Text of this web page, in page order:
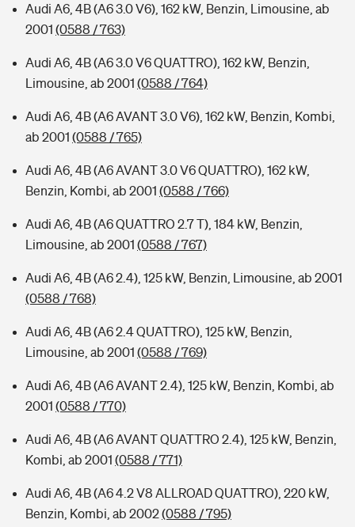
Audi A6, 4B (A6 3.0 V6), 162 kW, Benzin, Limousine, ab
2001 (0588 / 763)
Audi A6, 4B (A6 3.0 V6 QUATTRO), 162 kW, Benzin,
Limousine, ab 2001 (0588 / 764)
Audi A6, 4B (A6 AVANT 3.0 V6), 162 kW, Benzin, Kombi,
ab 2001 (0588 / 765)
Audi A6, 4B (A6 AVANT 3.0 V6 QUATTRO), 162 kW,
Benzin, Kombi, ab 2001 (0588 / 766)
Audi A6, 4B (A6 QUATTRO 2.7 T), 184 kW, Benzin,
Limousine, ab 2001 (0588 / 767)
Audi A6, 4B (A6 2.4), 125 kW, Benzin, Limousine, ab 2001
(0588 / 768)
Audi A6, 4B (A6 2.4 QUATTRO), 125 kW, Benzin,
Limousine, ab 2001 (0588 / 769)
Audi A6, 4B (A6 AVANT 2.4), 125 kW, Benzin, Kombi, ab
2001 (0588 / 770)
Audi A6, 4B (A6 AVANT QUATTRO 2.4), 125 kW, Benzin,
Kombi, ab 2001 (0588 / 771)
Audi A6, 4B (A6 4.2 V8 ALLROAD QUATTRO), 220 kW,
Benzin, Kombi, ab 2002(0588 / 795)